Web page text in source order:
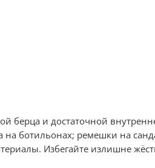
берца и достаточной
ботильонах; ремешки на
Избегайте излишне